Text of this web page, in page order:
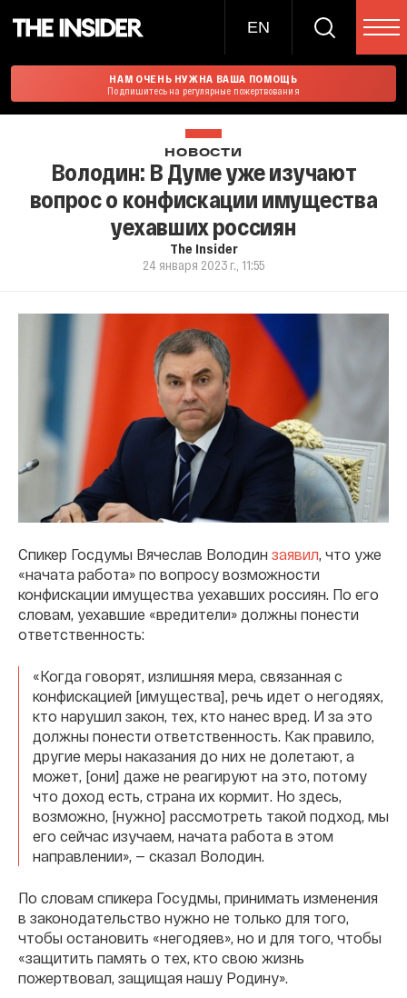
EN
НАМ ОЧЕНЬ НУЖНА ВАША ПОМОЩЬ
Подпишитесь на регулярные пожертвования
НОВОСТИ
Володин: В Думе уже изучают
вопрос о конфискации имущества
уехавших россиян
The Insider
24 января 2023 г., 11:55
Спикер Госдумы Вячеслав Володин заявил , что уже
«начата работа» по вопросу возможности
конфискации имущества уехавших россиян. По его
словам, уехавшие «вредители» должны понести
ответственность:
«Когда говорят, излишняя мера, связанная с
конфискацией [имущества], речь идет о негодяях,
кто нарушил закон, тех, кто нанес вред. И за это
должны понести ответственность. Как правило,
другие меры наказания до них не долетают, а
может, [они] даже не реагируют на это, потому
что доход есть, страна их кормит. Но здесь,
возможно, [нужно] рассмотреть такой подход, мы
его сейчас изучаем, начата работа в этом
направлении», — сказал Володин.
По словам спикера Госудмы, принимать изменения
в законодательство нужно не только для того,
чтобы остановить «негодяев», но и для того, чтобы
«защитить память о тех, кто свою жизнь
пожертвовал, защищая нашу Родину».